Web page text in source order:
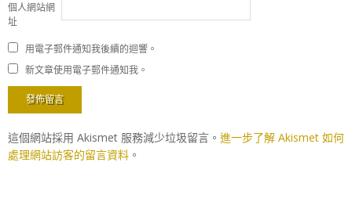
個人網站網
址
用電子郵件通知我後續的迴響。
新文章使用電子郵件通知我。
這個網站採用 Akismet 服務減少垃圾留言。 進一步了解 Akismet 如何
處理網站訪客的留言資料 。